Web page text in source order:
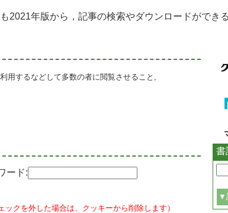
2021年版から，記事の検索やダウンロードができ
用するなどして多数の者に閲覧させること,
ード:
クを外した場合は、クッキーから削除します）
書
▼